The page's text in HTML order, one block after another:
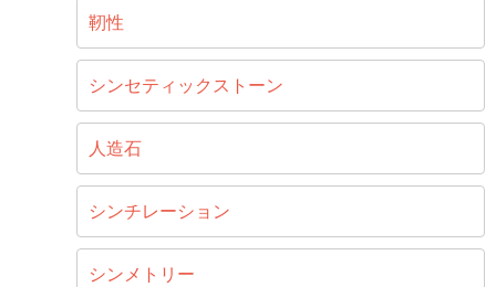
靭性
シンセティックストーン
人造石
シンチレーション
シンメトリー